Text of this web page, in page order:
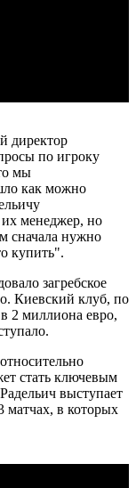
директор
по игроку
мы
как можно
их менеджер, но
сначала нужно
купить".
загребское
Киевский клуб, по
2 миллиона евро,
стать ключевым
выступает
матчах, в которых